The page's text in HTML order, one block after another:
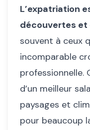
L’expatriation
découvertes
souvent à ceux
incomparable
professionnelle.
d’un meilleur
paysages et
pour beaucoup